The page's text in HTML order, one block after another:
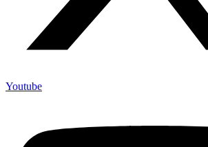
Youtube